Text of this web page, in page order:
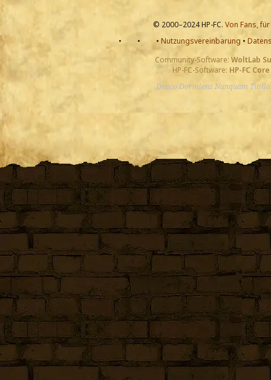
© 2000–2024 HP-FC. Von Fans,
•
• • Nutzungsvereinbarung •
Community-Software: WoltLab
HP-FC-Software: HP-FC Core
Draco Dormiens Nunquam